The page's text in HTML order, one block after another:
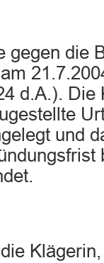
gegen die
d.A.). Die
und